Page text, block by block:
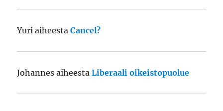
Yuri aiheestaCancel?
Johannes aiheestaLiberaali oikeistopuolue